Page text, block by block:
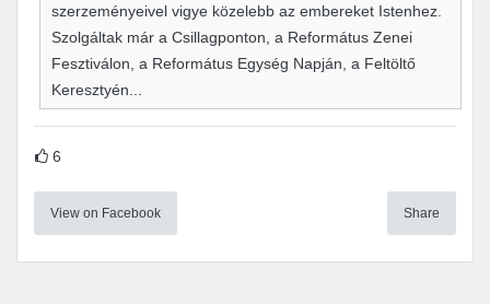
szerzeményeivel vigye közelebb az embereket Istenhez.
Szolgáltak már a Csillagponton, a Református Zenei
Fesztiválon, a Református Egység Napján, a Feltöltő
Keresztyén...
6
View on Facebook Share